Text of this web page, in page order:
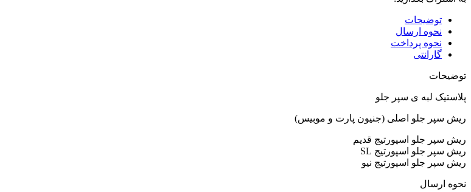
توضیحات
نحوه ارسال
نحوه پرداخت
گارانتی
توضیحات
پلاستیک لبه ی سپر جلو
ریش سپر جلو اصلی (جنیون پارت و موبیس)
ریش سپر جلو اسپورتیج قدیم
ریش سپر جلو اسپورتیج SL
ریش سپر جلو اسپورتیج نیو
نحوه ارسال